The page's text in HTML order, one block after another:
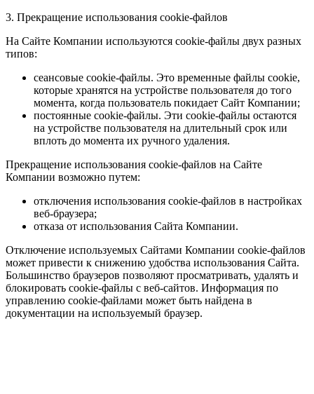
3. Прекращение использования cookie-файлов
На Сайте Компании используются cookie-файлы двух разных
типов:
сеансовые cookie-файлы. Это временные файлы cookie,
которые хранятся на устройстве пользователя до того
момента, когда пользователь покидает Сайт Компании;
постоянные cookie-файлы. Эти cookie-файлы остаются
на устройстве пользователя на длительный срок или
вплоть до момента их ручного удаления.
Прекращение использования cookie-файлов на Сайте
Компании возможно путем:
отключения использования cookie-файлов в настройках
веб-браузера;
отказа от использования Сайта Компании.
Отключение используемых Сайтами Компании cookie-файлов
может привести к снижению удобства использования Сайта.
Большинство браузеров позволяют просматривать, удалять и
блокировать cookie-файлы c веб-сайтов. Информация по
управлению cookie-файлами может быть найдена в
документации на используемый браузер.